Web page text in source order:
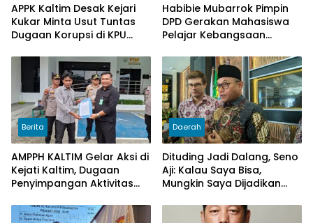
APPK Kaltim Desak Kejari
Kukar Minta Usut Tuntas
Dugaan Korupsi di KPU
Dana Hibah PSU Kukar
Tahun 2025
Habibie Mubarrok Pimpin
DPD Gerakan Mahasiswa
Pelajar Kebangsaan
Berita
AMPPH KALTIM Gelar Aksi di
Kejati Kaltim, Dugaan
Penyimpangan Aktivitas
Sawit di Logpond Tubaan
Daerah
Dituding Jadi Dalang, Seno
Aji: Kalau Saya Bisa,
Mungkin Saya Dijadikan